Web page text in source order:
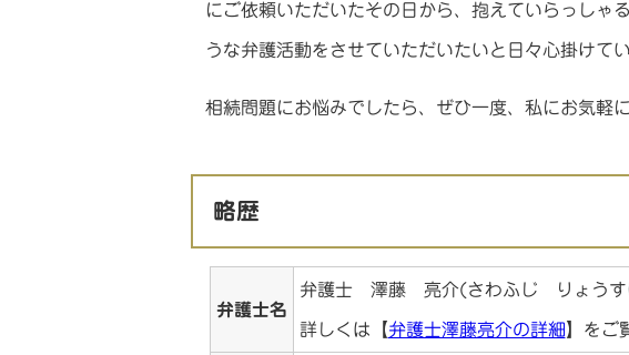
にご依頼いただいたその日から、抱えていらっしゃ
うな弁護活動をさせていただいたいと日々心掛けてい
相続問題にお悩みでしたら、ぜひ一度、私にお気軽
略歴
弁護士名
弁護士 澤藤 亮介(さわふじ りょうす
詳しくは【弁護士澤藤亮介の詳細 】をご